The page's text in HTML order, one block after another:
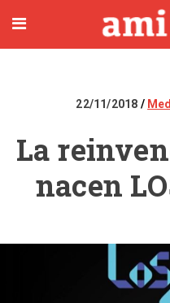
22/11/2018
La
nacen